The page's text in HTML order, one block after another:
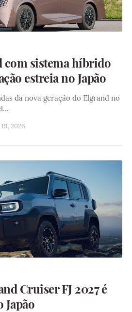
com sistema híbrido
estreia no Japão
da nova geração do Elgrand no
2026
Cruiser FJ 2027 é
Japão